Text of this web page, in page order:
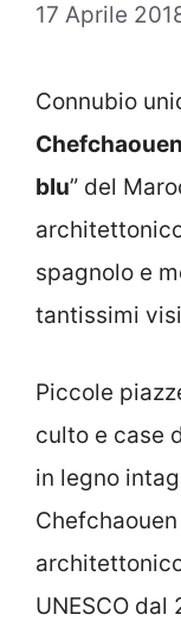
17 Aprile
Connubio
Chefchaouen
blu” del
spagnolo e
tantissimi
Piccole
culto e case
in legno
UNESCO dal